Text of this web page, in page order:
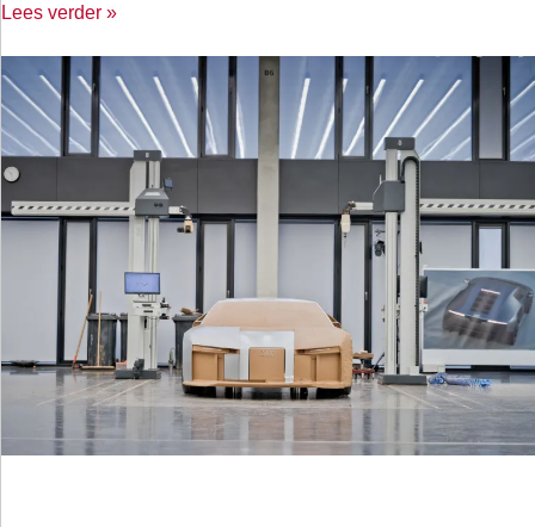
Lees verder »